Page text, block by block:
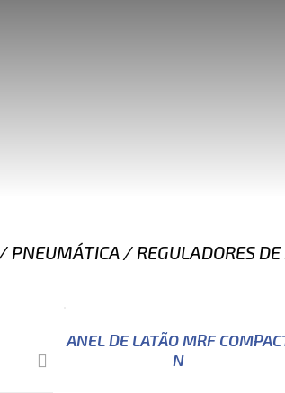
/ PNEUMÁTICA / REGULADORES
ANEL DE LATÃO MRF
N